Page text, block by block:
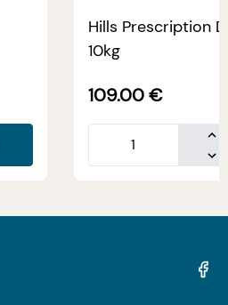
Hills Prescription
10kg
109.00 €